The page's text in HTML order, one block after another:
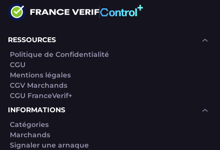
RESSOURCES
Politique de Confidentialité
CGU
Mentions légales
CGV Marchands
CGU FranceVerif+
INFORMATIONS
Catégories
Marchands
Signaler une arnaque